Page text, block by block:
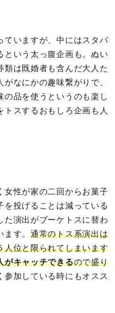
ていますが、中にはスタバ
という太っ腹企画も。ぬい
類は既婚者も含んだ大人た
なにかの趣味繋がりで、
品を使うというのも楽し
スするおもしろ企画も人
女性が家の二回からお菓子
を投げることは減っている
た演出がブーケトスに替わ
す。 通常のトス系演出は
人位と限られてしまいます
がキャッチできるので盛り
参加している時にもオスス